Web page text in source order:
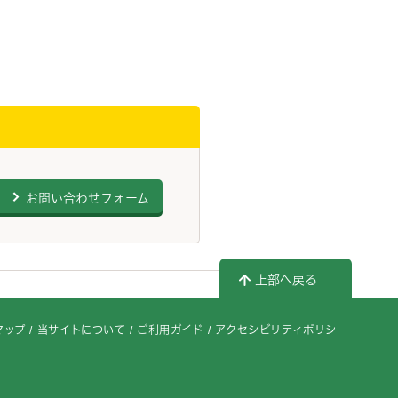
お問い合わせフォーム
上部へ戻る
ップ 当サイトについて ご利用ガイド アクセシビリティポリシー